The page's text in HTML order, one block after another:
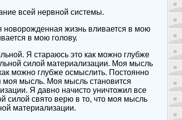
всей нервной системы.
жизнь вливается в мою
в мою голову.
Я стараюсь это как можно глубже
силой материализации. Моя мысль
можно глубже осмыслить. Постоянно
моя мысль. Моя мысль становится
Я давно начисто уничтожил все
силой свято верю в то, что моя мысль
материализации.